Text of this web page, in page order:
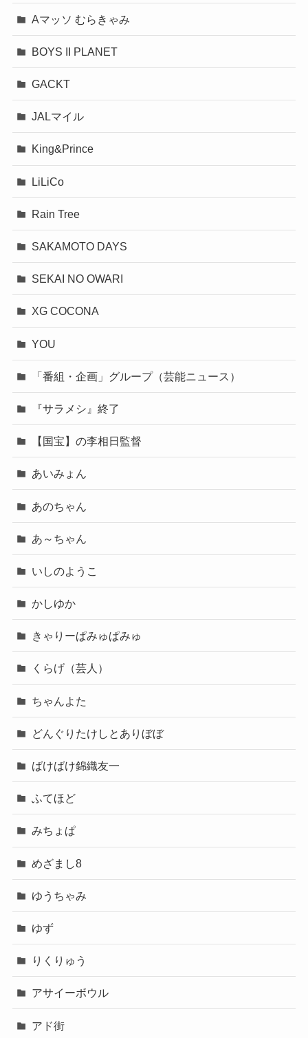
Aマッソ むらきゃみ
BOYS II PLANET
GACKT
JALマイル
King&Prince
LiLiCo
Rain Tree
SAKAMOTO DAYS
SEKAI NO OWARI
XG COCONA
YOU
「番組・企画」グループ（芸能ニュース）
『サラメシ』終了
【国宝】の李相日監督
あいみょん
あのちゃん
あ～ちゃん
いしのようこ
かしゆか
きゃりーぱみゅぱみゅ
くらげ（芸人）
ちゃんよた
どんぐりたけしとありぼぼ
ばけばけ錦織友一
ふてほど
みちょぱ
めざまし8
ゆうちゃみ
ゆず
りくりゅう
アサイーボウル
アド街